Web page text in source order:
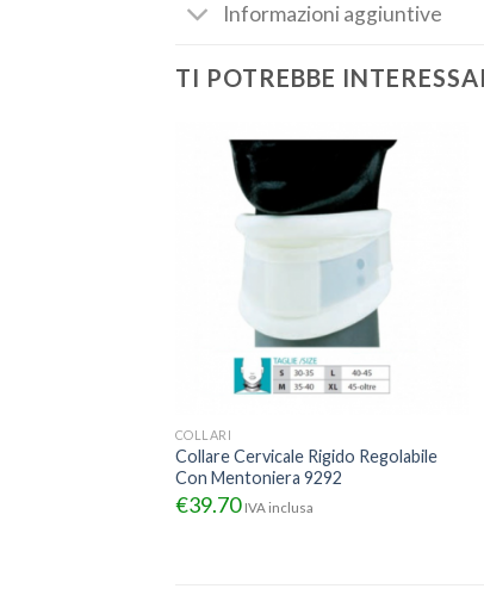
Informazioni aggiuntive
TI POTREBBE
COLLARI
Collare Cervicale Rigido Regolabile
Con Mentoniera 9292
€39.70 IVA inclusa